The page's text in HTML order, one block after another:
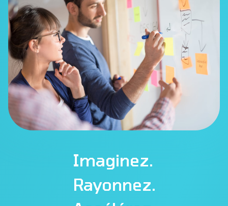
Imaginez.
Rayonnez.